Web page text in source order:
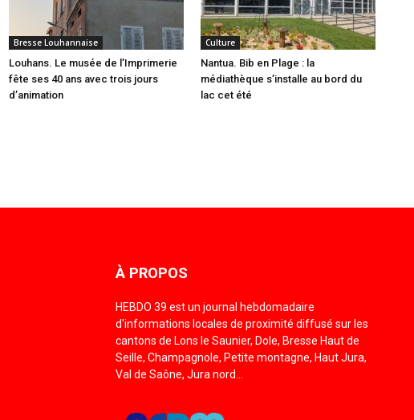
Bresse Louhannaise
Louhans. Le musée de l’Imprimerie
fête ses 40 ans avec trois jours
d’animation
Culture
Nantua. Bib en Plage : la
médiathèque s’installe au bord du
lac cet été